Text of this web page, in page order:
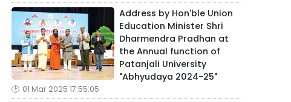
Address by Hon'ble Union
Education Minister Shri
Dharmendra Pradhan at
the Annual function of
Patanjali University
"Abhyudaya 2024-25"
01 Mar 2025 17:55:05